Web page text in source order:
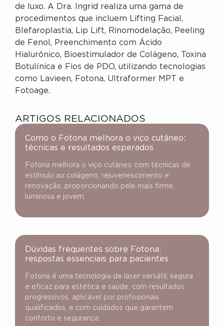
de luxo. A Dra. Ingrid realiza uma gama de
procedimentos que incluem Lifting Facial,
Blefaroplastia, Lip Lift, Rinomodelação, Peeling
de Fenol, Preenchimento com Ácido
Hialurônico, Bioestimulador de Colágeno, Toxina
Botulínica e Fios de PDO, utilizando tecnologias
como Lavieen, Fotona, Ultraformer MPT e
Fotoage.
ARTIGOS RELACIONADOS
Como o Fotona melhora o viço cutâneo:
técnicas e resultados esperados
Fotona melhora o viço cutâneo com técnicas de
estímulo ao colágeno, rejuvenescimento e
renovação, proporcionando pele mais firme,
luminosa e jovem.
Dúvidas frequentes sobre Fotona:
respostas essenciais para pacientes
Fotona é uma tecnologia de laser versátil, segura
e eficaz para estética e saúde, com resultados
progressivos, aplicável por profissionais
qualificados, e com cuidados que garantem
conforto e segurança.